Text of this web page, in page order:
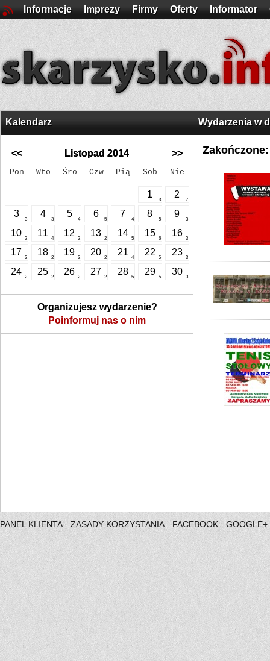
Informacje Imprezy Firmy Oferty Informator
Kalendarz
<< Listopad 2014 >>
Pon Wto Śro Czw Pią Sob Nie
1
3
2
7
3
3
4
3
5
4
6
5
7
4
8
5
9
3
10
2
11
4
12
2
13
2
14
5
15
6
16
3
17
2
18
2
19
2
20
2
21
4
22
5
23
3
24
2
25
2
26
2
27
2
28
5
29
5
30
3
Organizujesz wydarzenie?
Poinformuj nas o nim
Wydarzenia w
Zakończone:
PANEL KLIENTA ZASADY KORZYSTANIA FACEBOOK GOOGLE+